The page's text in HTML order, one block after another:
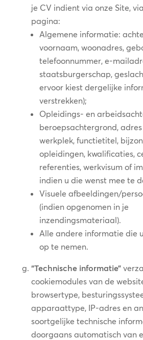
je CV indient via onze Site,
pagina:
Algemene informatie:
voornaam, woonadres,
telefoonnummer, e-
staatsburgerschap,
ervoor kiest dergelijke
verstrekken);
Opleidings- en
beroepsachtergrond,
werkplek, functietitel,
opleidingen, kwalificaties,
referenties, werkvisum of
indien u die wenst mee te
Visuele afbeeldingen/
(indien opgenomen in je
inzendingsmateriaal).
Alle andere informatie die
op te nemen.
“Technische informatie”
cookiemodules van de
browsertype,
apparaattype, IP-adres en
soortgelijke technische
doorgaans automatisch van